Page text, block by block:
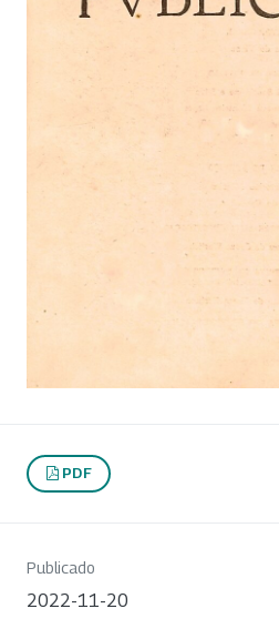
PDF
Publicado
2022-11-20